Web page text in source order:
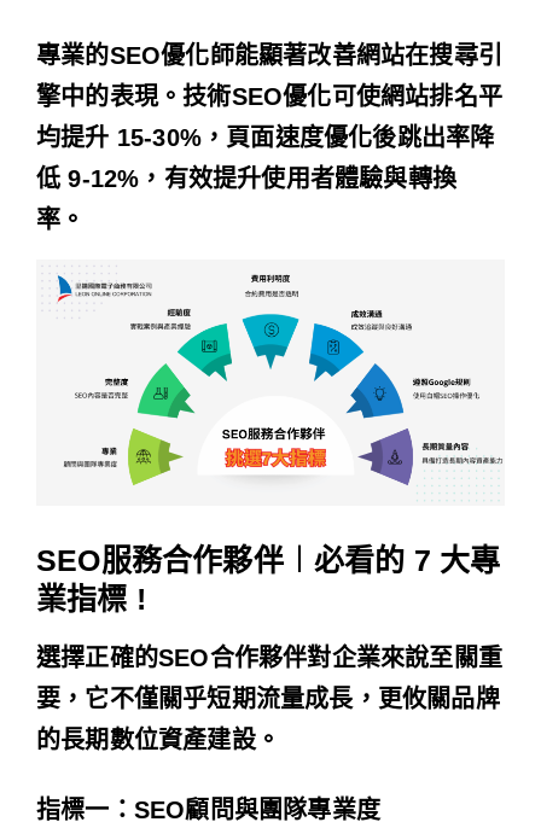
專業的SEO優化師能顯著改善網站在搜尋引
擎中的表現。技術SEO優化可使網站排名平
均提升 15-30%，頁面速度優化後跳出率降
低 9-12%，有效提升使用者體驗與轉換
率。
SEO服務合作夥伴︱必看的 7 大專
業指標 !
選擇正確的SEO合作夥伴對企業來說至關重
要，它不僅關乎短期流量成長，更攸關品牌
的長期數位資產建設。
指標一：SEO顧問與團隊專業度